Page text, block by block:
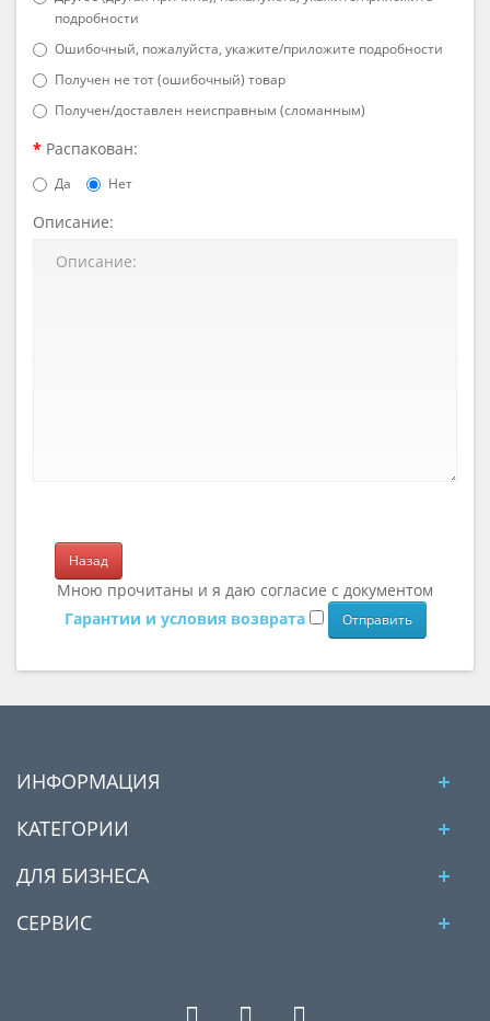
подробности
Ошибочный, пожалуйста, укажите/приложите подробности
Получен не тот (ошибочный) товар
Получен/доставлен неисправным (сломанным)
Распакован:
Да Нет
Описание:
Назад
Мною прочитаны и я даю согласие с документом
Гарантии и условия возврата
ИНФОРМАЦИЯ
КАТЕГОРИИ
ДЛЯ БИЗНЕСА
СЕРВИС